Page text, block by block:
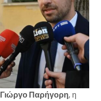
Γιώργο Παρήγορη, η